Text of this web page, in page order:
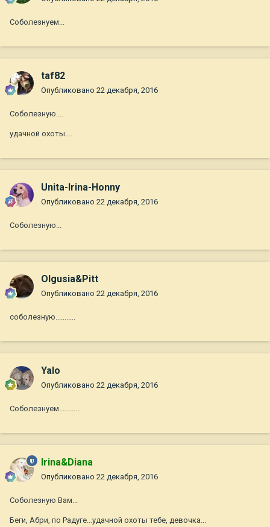
Соболезнуем...
taf82
Опубликовано 22 декабря, 2016
Соболезную....
удачной охоты....
Unita-Irina-Honny
Опубликовано 22 декабря, 2016
Соболезную...
Olgusia&Pitt
Опубликовано 22 декабря, 2016
соболезную...........
Yalo
Опубликовано 22 декабря, 2016
Соболезнуем............
Irina&Diana
Опубликовано 22 декабря, 2016
Соболезную Вам...
Беги, Абри, по Радуге...удачной охоты тебе, девочка...